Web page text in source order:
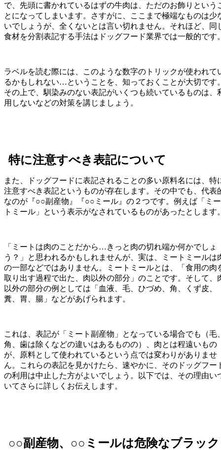
で、先頭に書かれているはずの牛肉は、ただのお飾りという
とになってしまいます。さすがに、ここまで極端なものは少
いでしょうが、全くないとは言い切れません。それほど、同
食材を分割表記する手法はドッグフード業界では一般的です
ラベルを読む際には、このような数字のトリックが使われて
るかもしれない…ということを、知っておくことが大切です
その上で、馴染みのない表記がいくつも続いているものは、
用しないなどの対策を講じましょう。
特に注意すべき表記について
また、ドッグフードに表記されることの多い原料名には、特
注意すべき表記というものが存在します。その中でも、代表
なのが『○○副産物』『○○ミール』の２つです。例えば「ミー
トミール」という表示がなされているものがあったとします
「ミートは肉のことだから…きっと肉の切れ端か何かでしょ
う？」と思われるかもしれませんが、実は、ミートミールは
の一部などではありません。ミートミールとは、「食用の肉
取り出す過程で出た、肉以外の部分」のことです。そして、
以外の部分の例としては「血液、毛、ひづめ、角、くず皮、
糞、胃、腸」などがあげられます。
これは、表記が「ミート副産物」となっている場合でも（毛
角、歯は除くなどの違いはあるものの）、肉とは程遠いもの
が、原料として使われているという点では変わりがありませ
ん。これらの表記を見かけたら、速やかに、そのドッグフー
の利用は中止した方がよいでしょう。以下では、その理由い
いてさらに詳しくお伝えします。
○○副産物、○○ミールは危険なブラック